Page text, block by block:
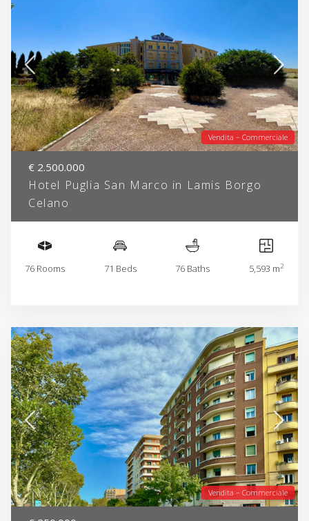
Vendita – Commerciale
€ 2.500.000
Hotel Puglia San Marco in Lamis Borgo
Celano
76 Rooms 71 Beds 76 Baths 5,593 m2
Vendita – Commerciale